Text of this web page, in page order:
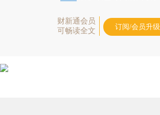
财新通会员
可畅读全文
订阅/会员升级